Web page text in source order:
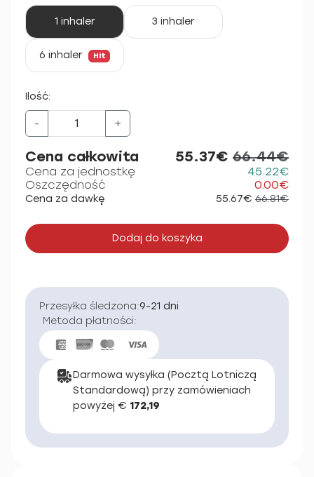
1 inhaler 3 inhaler
6 inhaler Hit
Ilość:
- +
Cena całkowita 55.37€ 66.44€
Cena za jednostkę
45.22€
Oszczędność
0.00€
Cena za dawkę 55.67€ 66.81€
Dodaj do koszyka
Przesyłka śledzona:9-21 dni
Metoda płatności:
Darmowa wysyłka (Pocztą Lotniczą
Standardową) przy zamówieniach
powyżej € 172,19